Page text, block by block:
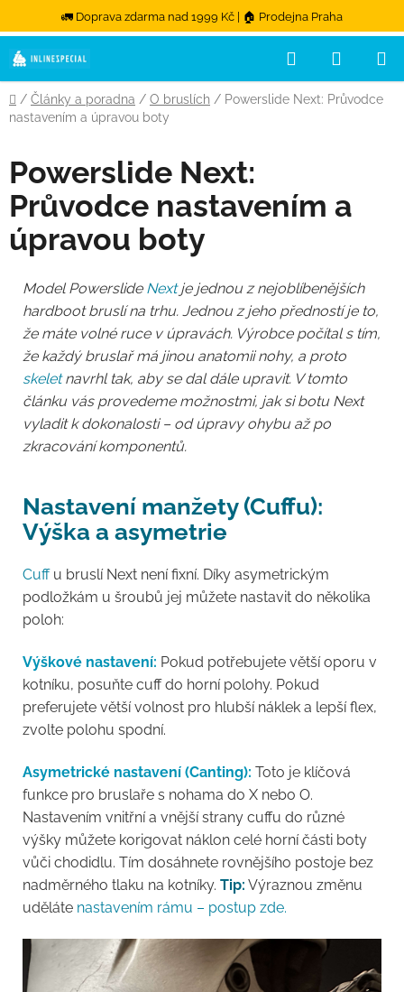
🚛 Doprava zdarma nad 1999 Kč | 🏠 Prodejna Praha
Přejít na obsah
Hledat
Domů
/ Články a poradna / O bruslích / Powerslide Next: Průvodce
nastavením a úpravou boty
Powerslide Next:
Průvodce nastavením a
úpravou boty
Model Powerslide Nextje jednou z nejoblíbenějších
hardboot bruslí na trhu. Jednou z jeho předností je to,
že máte volné ruce v úpravách. Výrobce počítal s tím,
že každý bruslař má jinou anatomii nohy, a proto
skeletnavrhl tak, aby se dal dále upravit. V tomto
článku vás provedeme možnostmi, jak si botu Next
vyladit k dokonalosti – od úpravy ohybu až po
zkracování komponentů.
Nastavení manžety (Cuffu):
Výška a asymetrie
Cuffu bruslí Next není fixní. Díky asymetrickým
podložkám u šroubů jej můžete nastavit do několika
poloh:
Výškové nastavení: Pokud potřebujete větší oporu v
kotníku, posuňte cuff do horní polohy. Pokud
preferujete větší volnost pro hlubší náklek a lepší flex,
zvolte polohu spodní.
Asymetrické nastavení (Canting): Toto je klíčová
funkce pro bruslaře s nohama do X nebo O.
Nastavením vnitřní a vnější strany cuffu do různé
výšky můžete korigovat náklon celé horní části boty
vůči chodidlu. Tím dosáhnete rovnějšího postoje bez
nadměrného tlaku na kotníky. Tip: Výraznou změnu
uděláte nastavením rámu – postup zde.